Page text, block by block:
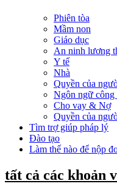
Phiên tòa
Mầm non
Giáo dục
An ninh lương
Y tế
Nhà
Quyền của
Ngôn ngữ công
Cho vay & Nợ
Quyền của
Tìm trợ giúp pháp lý
Đào tạo
Làm thế nào để nộp
tất cả các khoản